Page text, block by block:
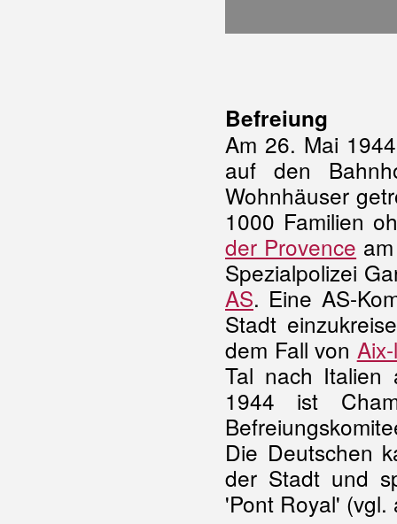
Befreiung
Am 26. Mai
auf den
Wohnhäuser
1000 Familien
der Provence
Spezialpolizei
AS. Eine AS-
Stadt
dem Fall von
Tal nach Italien
1944 ist
Die Deutschen
der Stadt und
'Pont Royal'